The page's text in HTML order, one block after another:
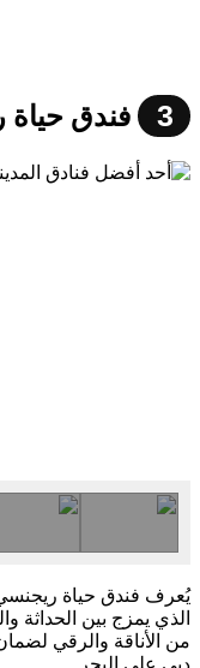
3 فندق
يُعرف فندق حياة
الذي يمزج بين الحداثة
من الأناقة والرقي
دبي على البحر.